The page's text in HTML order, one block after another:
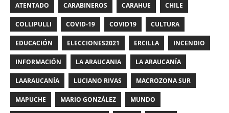
ATENTADO CARABINEROS CARAHUE CHILE
COLLIPULLI COVID-19 COVID19 CULTURA
EDUCACIÓN ELECCIONES2021 ERCILLA INCENDIO
INFORMACIÓN LA ARAUCANIA LA ARAUCANÍA
LAARAUCANÍA LUCIANO RIVAS MACROZONA SUR
MAPUCHE MARIO GONZÁLEZ MUNDO